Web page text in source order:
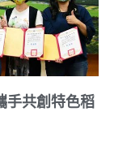
手共創特色稻